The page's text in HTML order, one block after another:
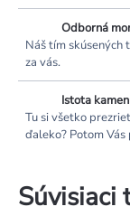
Odborná
Náš tím skúsených
za vás.
Istota
Tu si všetko
ďaleko? Potom
Súvisiaci